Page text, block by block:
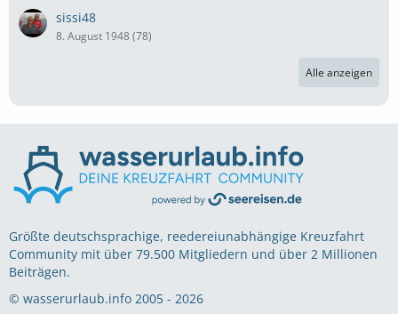
sissi48
8. August 1948 (78)
Alle anzeigen
Größte deutschsprachige, reedereiunabhängige Kreuzfahrt
Community mit über 79.500 Mitgliedern und über 2 Millionen
Beiträgen.
© wasserurlaub.info 2005 - 2026